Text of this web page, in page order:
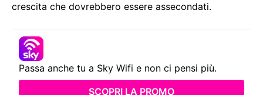
crescita che dovrebbero essere assecondati.
Passa anche tu a Sky Wifi e non ci pensi più.
SCOPRI LA PROMO